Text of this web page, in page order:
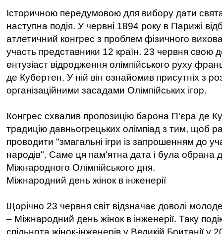
Історичною передумовою для вибору дати
наступна подія. У червні 1894 року в Парижі
атлетичний конгрес з проблем фізичного
участь представники 12 країн. 23 червня свою
ентузіаст відродження олімпійського руху
де Кубертен. У ній він ознайомив присутніх з
організаційними засадами Олімпійських ігор.
Конгрес схвалив пропозицію барона П'єра де
традицію давньогрецьких олімпіад з тим, щоб
проводити "змагальні ігри із запрошенням до
народів". Саме ця пам'ятна дата і була обрана
Міжнародного Олімпійського дня.
Міжнародний день жінок в інженерії
Щорічно 23 червня світ відзначає доволі
– Міжнародний день жінок в інженерії. Таку
спільнота жінок-інженерів у Великій Британії у